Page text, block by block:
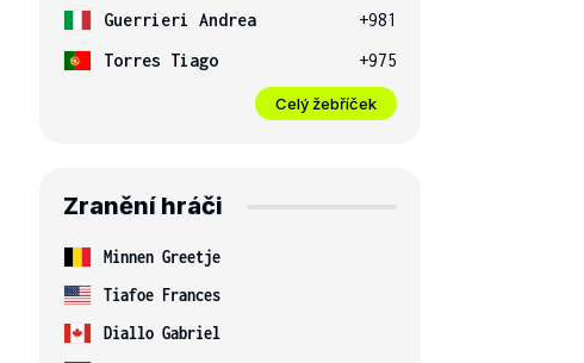
Guerrieri Andrea
+981
Torres Tiago
+975
Celý žebříček
Zranění hráči
Minnen Greetje
Tiafoe Frances
Diallo Gabriel